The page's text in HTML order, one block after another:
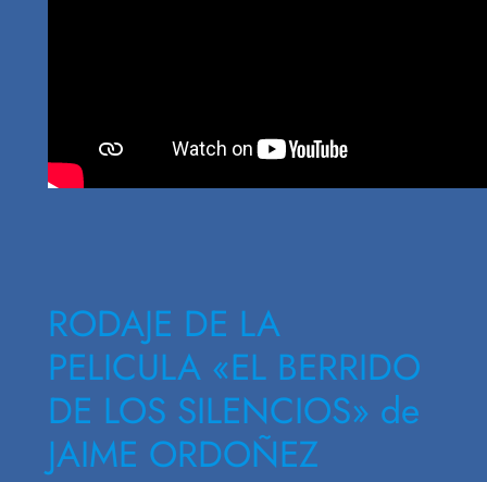
RODAJE DE LA
PELICULA «EL BERRIDO
DE LOS SILENCIOS» de
JAIME ORDOÑEZ